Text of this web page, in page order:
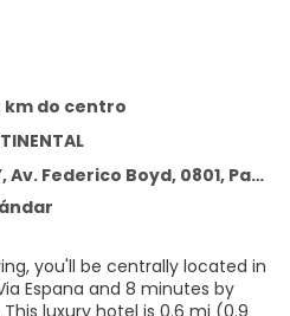
km do centro
Boyd, 0801, Panama City, Panama City
you'll be centrally located in
Espana and 8 minutes by